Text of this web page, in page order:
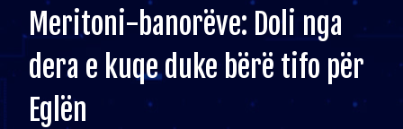
Meritoni-banorëve: Doli nga
dera e kuqe duke bërë tifo për
Eglën